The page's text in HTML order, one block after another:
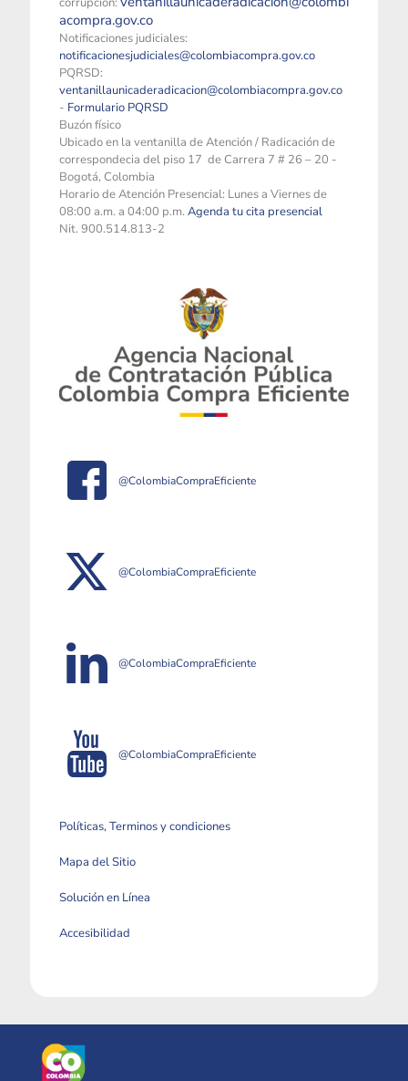
acompra.gov.co
Notificaciones judiciales:
notificacionesjudiciales@colombiacompra.gov.co
PQRSD:
ventanillaunicaderadicacion@colombiacompra.gov.co
- Formulario PQRSD
Buzón físico
Ubicado en la ventanilla de Atención / Radicación de
correspondecia del piso 17 de Carrera 7 # 26 – 20 -
Bogotá, Colombia
Horario de Atención Presencial: Lunes a Viernes de
08:00 a.m. a 04:00 p.m. Agenda tu cita presencial
Nit. 900.514.813-2
@ColombiaCompraEficiente
@ColombiaCompraEficiente
@ColombiaCompraEficiente
@ColombiaCompraEficiente
Políticas, Terminos y condiciones
Mapa del Sitio
Solución en Línea
Accesibilidad